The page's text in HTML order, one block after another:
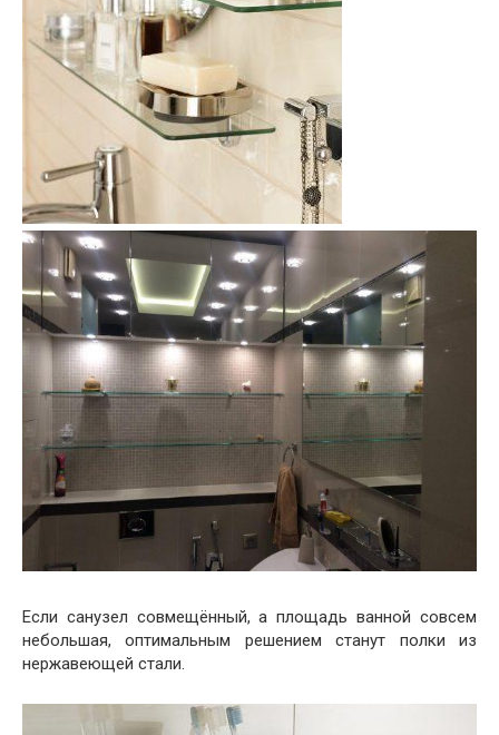
Если санузел совмещённый, а площадь ванной совсем
небольшая, оптимальным решением станут полки из
нержавеющей стали.